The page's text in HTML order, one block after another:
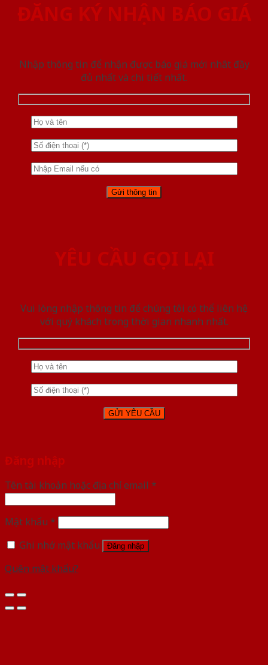
ĐĂNG KÝ NHẬN BÁO GIÁ
Nhập thông tin để nhận được báo giá mới nhât đầy
đủ nhất và chi tiết nhất.
YÊU CẦU GỌI LẠI
Vui lòng nhập thông tin để chúng tôi có thể liên hệ
với quý khách trong thời gian nhanh nhất.
Đăng nhập
Tên tài khoản hoặc địa chỉ email *
Mật khẩu *
Ghi nhớ mật khẩu
Đăng nhập
Quên mật khẩu?